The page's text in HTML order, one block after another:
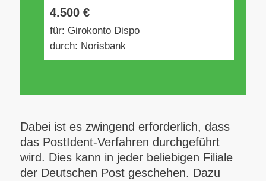
4.500 €
für: Girokonto Dispo
durch: Norisbank
Dabei ist es zwingend erforderlich, dass
das PostIdent-Verfahren durchgeführt
wird. Dies kann in jeder beliebigen Filiale
der Deutschen Post geschehen. Dazu